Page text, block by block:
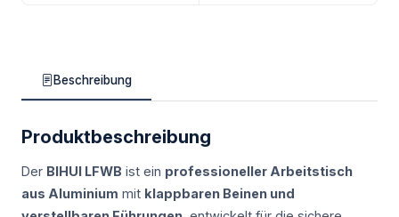
Beschreibung
Produktbeschreibung
Der BIHUI LFWB ist ein professioneller Arbeitstisch
aus Aluminium mit klappbaren Beinen und